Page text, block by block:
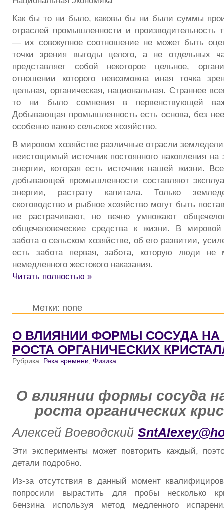
Как бы то ни было, каковы бы ни были суммы
отраслей промышленности и производительность
— их совокупное соотношение не может быть
точки зрения выгоды целого, а не отдельных
представляет собой некоторое цельное,
отношении которого невозможна иная точка
цельная, органическая, национальная. Страннее
то ни было сомнения в первенствующей
Добывающая промышленность есть основа, без
особенно важно сельское хозяйство.
В мировом хозяйстве различные отрасли
неистощимый источник постоянного накопления
энергии, которая есть источник нашей жизни.
добывающей промышленности составляют
энергии, растрату капитала. Только
скотоводство и рыбное хозяйство могут быть
не растрачивают, но вечно умножают
общечеловеческие средства к жизни. В
забота о сельском хозяйстве, об его развитии,
есть забота первая, забота, которую люди не
немедленного жестокого наказания.
Читать полностью »
Метки: none
О ВЛИЯНИИ ФОРМЫ СОСУДА НА
РОСТА ОРГАНИЧЕСКИХ
Рубрика: Река времени Физика
О влиянии формы сосуда
роста органических
Алексей Воеводский SntAlexey@
Эти эксперименты может повторить каждый,
детали подробно.
Из-за отсутствия в данный момент
попросили вырастить для пробы несколько
бензина используя метод медленного